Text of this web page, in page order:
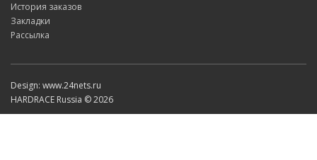
История заказов
Закладки
Рассылка
Design: www.24nets.ru
HARDRACE Russia © 2026